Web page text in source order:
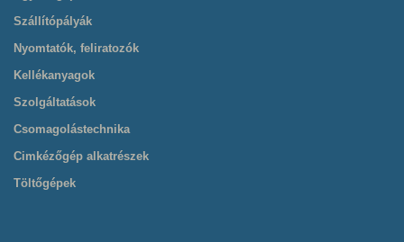
Szállítópályák
Nyomtatók, feliratozók
Kellékanyagok
Szolgáltatások
Csomagolástechnika
Cimkézőgép alkatrészek
Töltőgépek